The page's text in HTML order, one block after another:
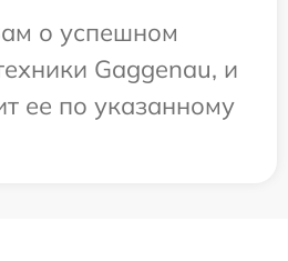
о успешном
Gaggenau, и
ее по указанному